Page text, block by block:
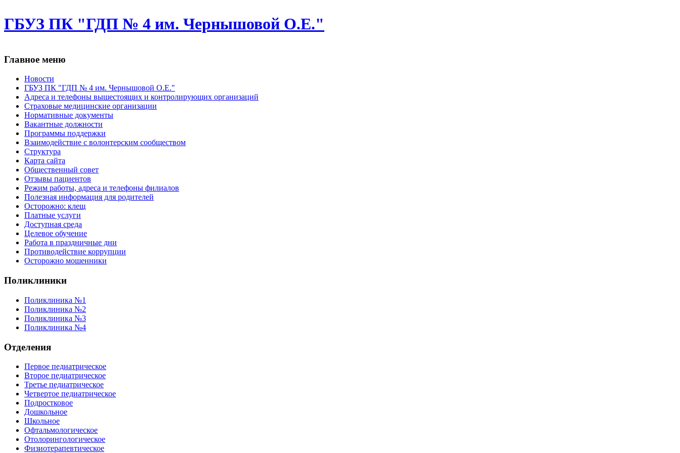
ГБУЗ ПК "ГДП № 4 им. Чернышовой О.Е."
Главное меню
Новости
ГБУЗ ПК "ГДП № 4 им. Чернышовой О.Е."
Адреса и телефоны вышестоящих и контролирующих организаций
Cтраховые медицинские организации
Нормативные документы
Вакантные должности
Программы поддержки
Взаимодействие с волонтерским сообществом
Структура
Карта сайта
Общественный совет
Отзывы пациентов
Режим работы, адреса и телефоны филиалов
Полезная информация для родителей
Осторожно: клещ
Платные услуги
Доступная среда
Целевое обучение
Работа в праздничные дни
Противодействие коррупции
Осторожно мошенники
Поликлиники
Поликлиника №1
Поликлиника №2
Поликлиника №3
Поликлиника №4
Отделения
Первое педиатрическое
Второе педиатрическое
Третье педиатрическое
Четвертое педиатрическое
Подростковое
Дошкольное
Школьное
Офтальмологическое
Отолорингологическое
Физиотерапевтическое